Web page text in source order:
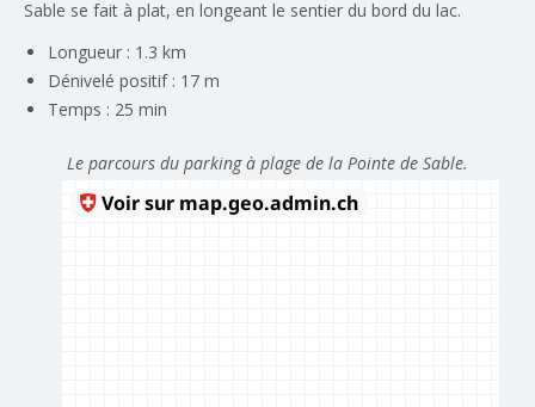
Sable se fait à plat, en longeant le sentier du bord du lac.
Longueur : 1.3 km
Dénivelé positif : 17 m
Temps : 25 min
Le parcours du parking à plage de la Pointe de Sable.